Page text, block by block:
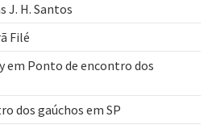
J. H. Santos
Filé
em Ponto de encontro dos
dos gaúchos em SP